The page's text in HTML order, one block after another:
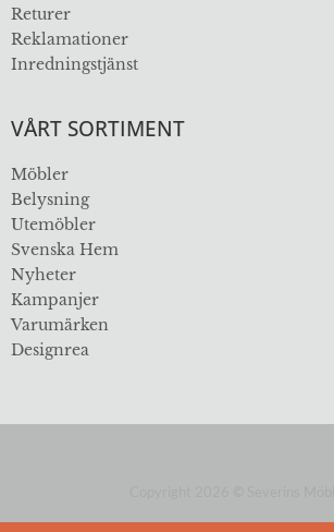
Returer
Reklamationer
Inredningstjänst
VÅRT SORTIMENT
Möbler
Belysning
Utemöbler
Svenska Hem
Nyheter
Kampanjer
Varumärken
Designrea